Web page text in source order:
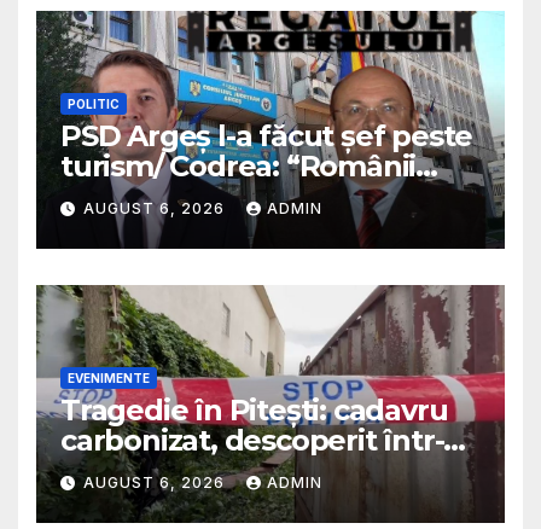
POLITIC
PSD Argeș l-a făcut șef peste
turism/ Codrea: “Românii
sunt niște cretini ordinari”/ Va
fi plătit cu bani mulți/
Predescu avertiza în 2025 că
PSD va transforma funcția
într-o sinecură de partid
AUGUST 6, 2026 ADMIN
EVENIMENTE
Tragedie în Pitești: cadavru
carbonizat, descoperit într-o
casă abandonată
AUGUST 6, 2026 ADMIN